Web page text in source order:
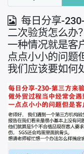
每日分享-
二次验货怎么办
一种情况就是客
点点小小的问题
我们应该要如何